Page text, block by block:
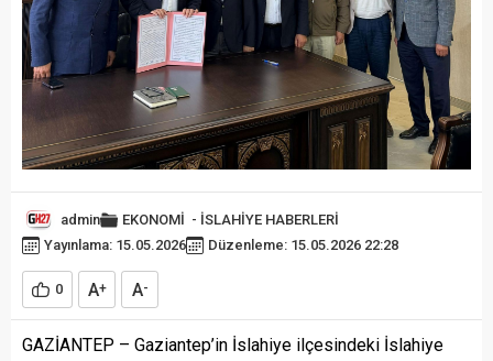
admin EKONOMİ - İSLAHİYE HABERLERİ
Yayınlama: 15.05.2026
Düzenleme: 15.05.2026 22:28
0 A+ A-
GAZİANTEP – Gaziantep’in İslahiye ilçesindeki İslahiye